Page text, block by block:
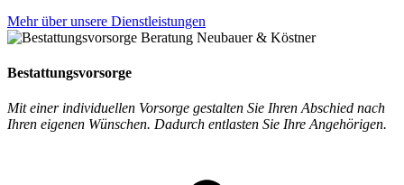
Mehr über unsere Dienstleistungen
Bestattungsvorsorge
Mit einer individuellen Vorsorge gestalten Sie Ihren Abschied nach
Ihren eigenen Wünschen. Dadurch entlasten Sie Ihre Angehörigen.